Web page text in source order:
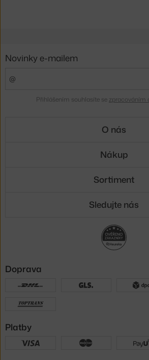
Novinky e-mailem
Přihlášením souhlasíte se zpracováním
O nás
Nákup
Sortiment
Sledujte nás
Doprava
Platby